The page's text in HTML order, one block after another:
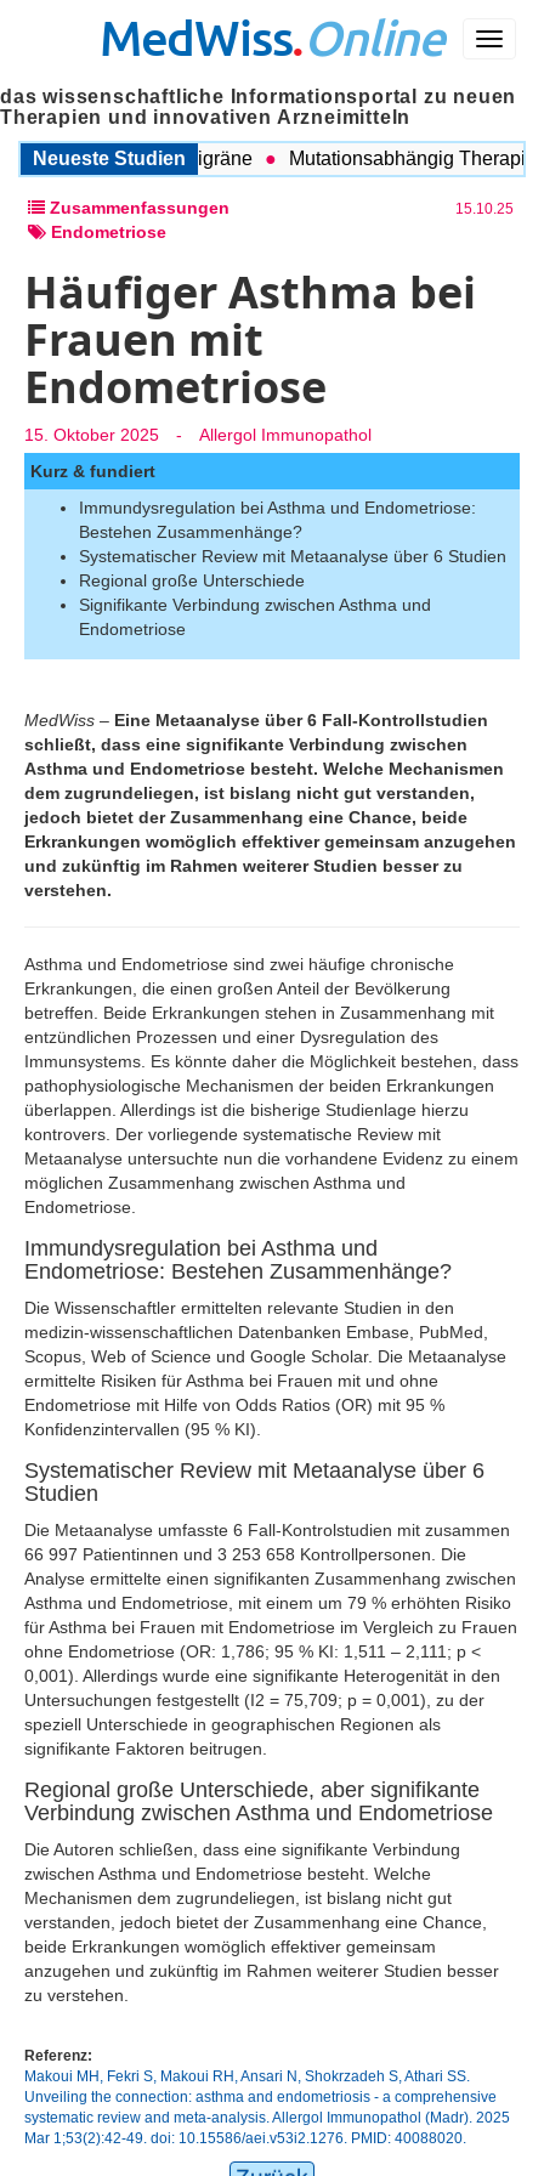
Menü
MedWiss.Online
das wissenschaftliche Informationsportal zu neuen
Therapien und innovativen Arzneimitteln
Neueste Studien
COPD und Migräne Mutationsabhängig Therapie
Zusammenfassungen 15.10.25
Endometriose
Häufiger Asthma bei
Frauen mit
Endometriose
15. Oktober 2025 -
Allergol Immunopathol
Kurz & fundiert
Immundysregulation bei Asthma und Endometriose:
Bestehen Zusammenhänge?
Systematischer Review mit Metaanalyse über 6 Studien
Regional große Unterschiede
Signifikante Verbindung zwischen Asthma und
Endometriose
MedWiss – Eine Metaanalyse über 6 Fall-Kontrollstudien
schließt, dass eine signifikante Verbindung zwischen
Asthma und Endometriose besteht. Welche Mechanismen
dem zugrundeliegen, ist bislang nicht gut verstanden,
jedoch bietet der Zusammenhang eine Chance, beide
Erkrankungen womöglich effektiver gemeinsam anzugehen
und zukünftig im Rahmen weiterer Studien besser zu
verstehen.
Asthma und Endometriose sind zwei häufige chronische
Erkrankungen, die einen großen Anteil der Bevölkerung
betreffen. Beide Erkrankungen stehen in Zusammenhang mit
entzündlichen Prozessen und einer Dysregulation des
Immunsystems. Es könnte daher die Möglichkeit bestehen, dass
pathophysiologische Mechanismen der beiden Erkrankungen
überlappen. Allerdings ist die bisherige Studienlage hierzu
kontrovers. Der vorliegende systematische Review mit
Metaanalyse untersuchte nun die vorhandene Evidenz zu einem
möglichen Zusammenhang zwischen Asthma und
Endometriose.
Immundysregulation bei Asthma und
Endometriose: Bestehen Zusammenhänge?
Die Wissenschaftler ermittelten relevante Studien in den
medizin-wissenschaftlichen Datenbanken Embase, PubMed,
Scopus, Web of Science und Google Scholar. Die Metaanalyse
ermittelte Risiken für Asthma bei Frauen mit und ohne
Endometriose mit Hilfe von Odds Ratios (OR) mit 95 %
Konfidenzintervallen (95 % KI).
Systematischer Review mit Metaanalyse über 6
Studien
Die Metaanalyse umfasste 6 Fall-Kontrolstudien mit zusammen
66 997 Patientinnen und 3 253 658 Kontrollpersonen. Die
Analyse ermittelte einen signifikanten Zusammenhang zwischen
Asthma und Endometriose, mit einem um 79 % erhöhten Risiko
für Asthma bei Frauen mit Endometriose im Vergleich zu Frauen
ohne Endometriose (OR: 1,786; 95 % KI: 1,511 – 2,111; p <
0,001). Allerdings wurde eine signifikante Heterogenität in den
Untersuchungen festgestellt (I2 = 75,709; p = 0,001), zu der
speziell Unterschiede in geographischen Regionen als
signifikante Faktoren beitrugen.
Regional große Unterschiede, aber signifikante
Verbindung zwischen Asthma und Endometriose
Die Autoren schließen, dass eine signifikante Verbindung
zwischen Asthma und Endometriose besteht. Welche
Mechanismen dem zugrundeliegen, ist bislang nicht gut
verstanden, jedoch bietet der Zusammenhang eine Chance,
beide Erkrankungen womöglich effektiver gemeinsam
anzugehen und zukünftig im Rahmen weiterer Studien besser
zu verstehen.
Referenz:
Makoui MH, Fekri S, Makoui RH, Ansari N, Shokrzadeh S, Athari SS.
Unveiling the connection: asthma and endometriosis - a comprehensive
systematic review and meta-analysis. Allergol Immunopathol (Madr). 2025
Mar 1;53(2):42-49. doi: 10.15586/aei.v53i2.1276. PMID: 40088020.